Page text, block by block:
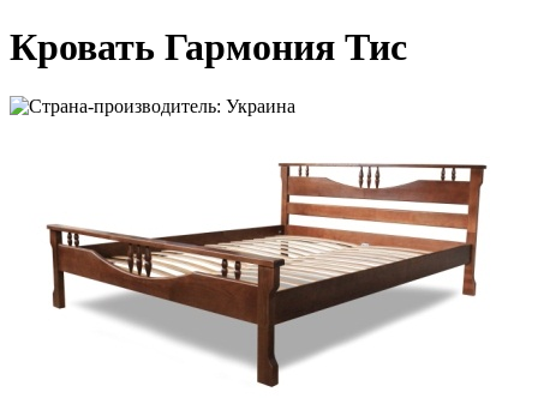
Кровать Гармония Тис